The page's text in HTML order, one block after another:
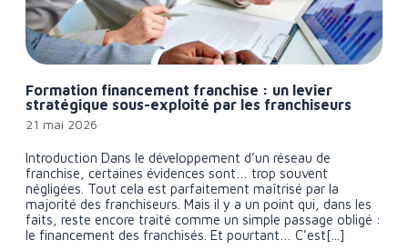
Formation financement franchise : un levier
stratégique sous-exploité par les franchiseurs
21 mai 2026
Introduction Dans le développement d’un réseau de
franchise, certaines évidences sont… trop souvent
négligées. Tout cela est parfaitement maîtrisé par la
majorité des franchiseurs. Mais il y a un point qui, dans les
faits, reste encore traité comme un simple passage obligé :
le financement des franchisés. Et pourtant… C’est[...]